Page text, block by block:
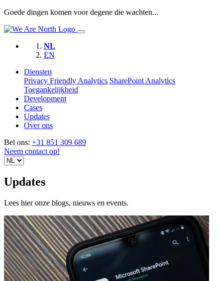
Goede dingen komen voor degene die wachten...
NL
EN
Diensten
Privacy Friendly Analytics SharePoint Analytics
Toegankelijkheid
Development
Cases
Updates
Over ons
Bel ons: +31 851 309 689
Neem contact op!
Updates
Lees hier onze blogs, nieuws en events.